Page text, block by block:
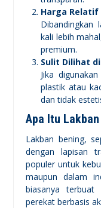
Harga Relatif
Dibandingkan
kali lebih
premium.
Sulit Dilihat
Jika
plastik atau
dan tidak
Apa Itu
Lakban bening,
dengan lapisan
populer untuk
maupun dalam
biasanya terbuat
perekat berbasis